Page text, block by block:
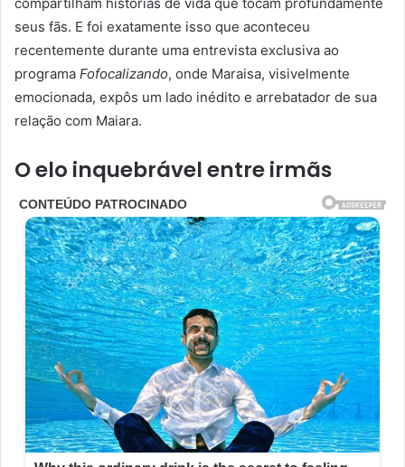
compartilham histórias de vida que tocam profundamente
seus fãs. E foi exatamente isso que aconteceu
recentemente durante uma entrevista exclusiva ao
programa Fofocalizando, onde Maraisa, visivelmente
emocionada, expôs um lado inédito e arrebatador de sua
relação com Maiara.
O elo inquebrável entre irmãs